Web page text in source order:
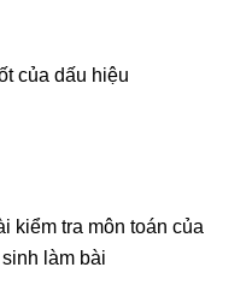
của dấu hiệu
kiểm tra môn toán của
làm bài